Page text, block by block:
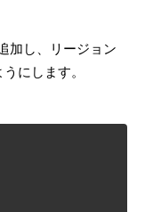
加し、リージョン
にします。